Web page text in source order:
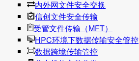
内外网文件安全交换
信创文件安全传输
受管文件传输（MFT）
HPC环境下数据传输安全管控
数据跨境传输管控